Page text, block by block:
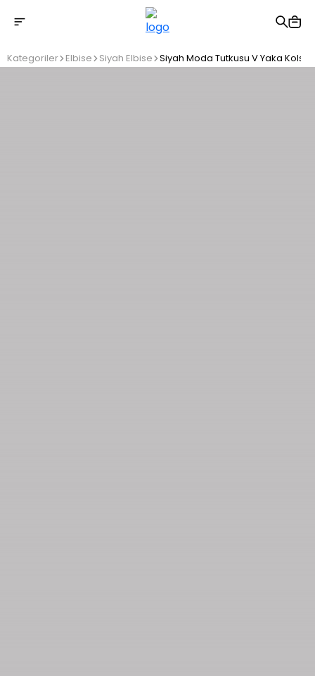
2500 TL üzeri ücretsiz kargo
Kategoriler Elbise Siyah Elbise Siyah Moda Tutkusu V Yaka